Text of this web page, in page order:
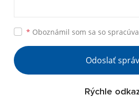
* Oboznámil som sa so
Odoslať
Rýchle